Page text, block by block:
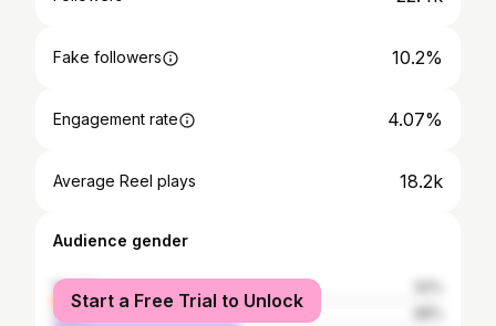
Fake followers 10.2%
Engagement rate 4.07%
Average Reel plays 18.2k
Audience gender
female
male
Start a Free Trial to Unlock